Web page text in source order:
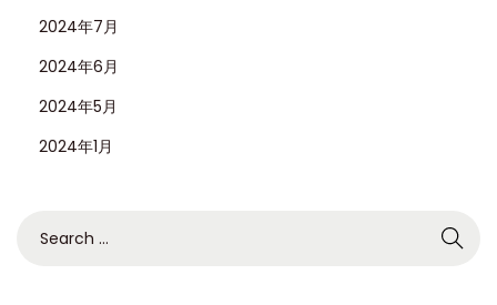
2024年7月
2024年6月
2024年5月
2024年1月